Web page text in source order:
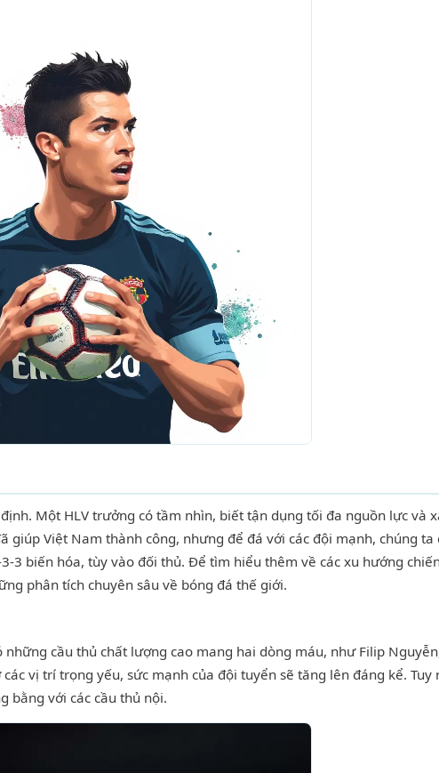
Một HLV trưởng có tầm nhìn, biết tận dụng tối đa nguồn lực và
giúp Việt Nam thành công, nhưng để đá với các đội mạnh, chúng
3 biến hóa, tùy vào đối thủ. Để tìm hiểu thêm về các xu hướng
phân tích chuyên sâu về bóng đá thế giới.
cầu thủ chất lượng cao mang hai dòng máu, như Filip
vị trí trọng yếu, sức mạnh của đội tuyển sẽ tăng lên đáng kể. Tuy
bằng với các cầu thủ nội.